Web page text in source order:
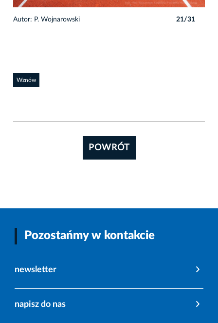
Autor: P. Wojnarowski 21/31
Wznów
POWRÓT
Pozostańmy w kontakcie
newsletter
napisz do nas